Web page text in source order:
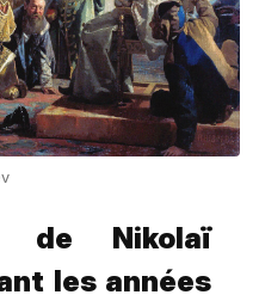
Nikolaï
les années